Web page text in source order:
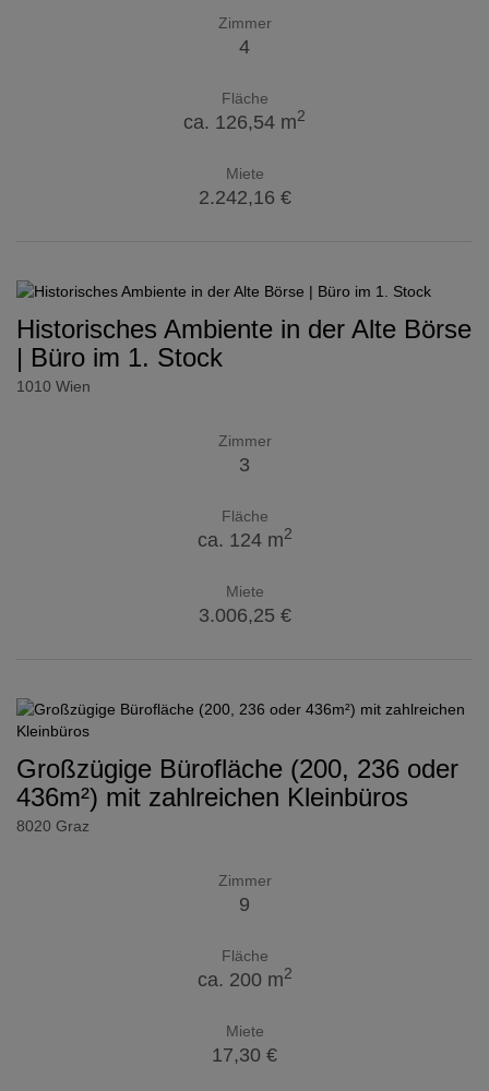
Zimmer
4
Fläche
ca. 126,54 m2
Miete
2.242,16 €
Historisches Ambiente in der Alte Börse
| Büro im 1. Stock
1010 Wien
Zimmer
3
Fläche
ca. 124 m2
Miete
3.006,25 €
Großzügige Bürofläche (200, 236 oder
436m²) mit zahlreichen Kleinbüros
8020 Graz
Zimmer
9
Fläche
ca. 200 m2
Miete
17,30 €